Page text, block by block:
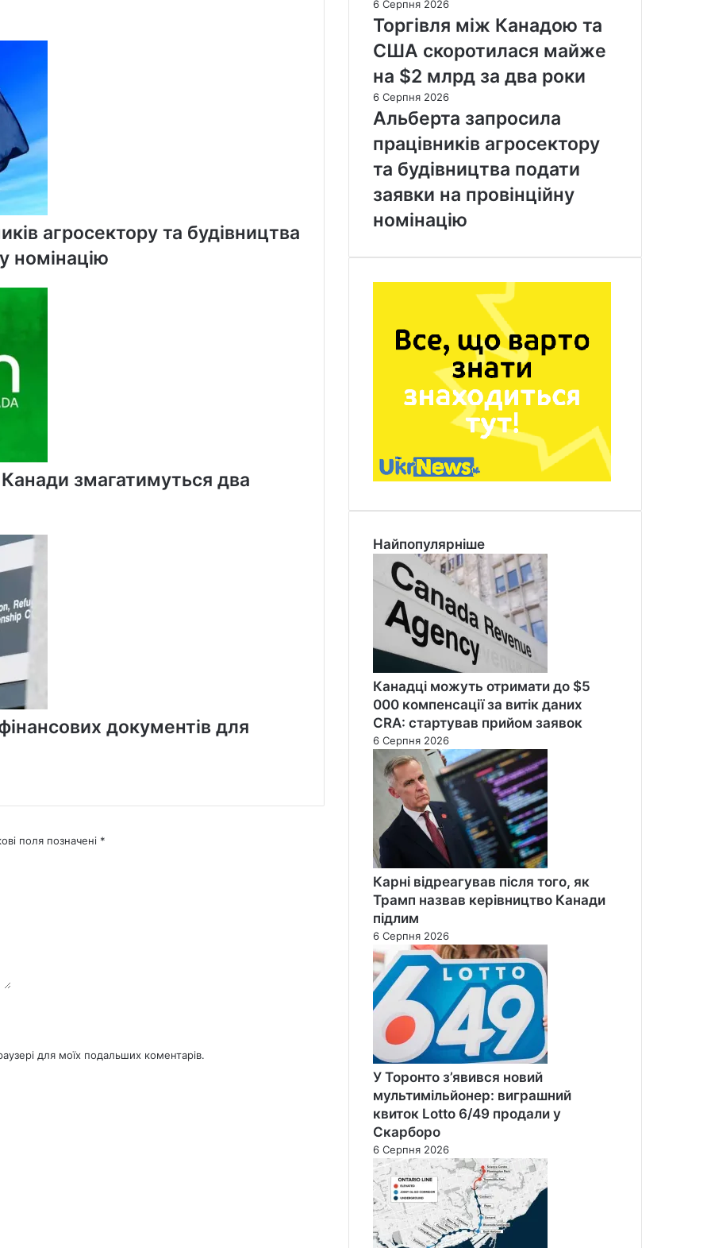
агросектору та будівництва
номінацію
Канади змагатимуться два
документів для
поля позначені *
для моїх подальших коментарів.
6 Серпня 2026
Торгівля між Канадою та
США скоротилася майже
на $2 млрд за два роки
6 Серпня 2026
Альберта запросила
працівників агросектору
та будівництва подати
заявки на провінційну
номінацію
Найпопулярніше
Канадці можуть отримати до $5
000 компенсації за витік даних
CRA: стартував прийом заявок
6 Серпня 2026
Карні відреагував після того, як
Трамп назвав керівництво Канади
підлим
6 Серпня 2026
У Торонто з’явився новий
мультимільйонер: виграшний
квиток Lotto 6/49 продали у
Скарборо
6 Серпня 2026